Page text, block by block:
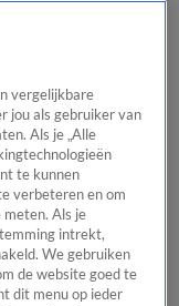
van Hart
Tip de
vergelijkbare
jou als gebruiker van
Als je „Alle
te kunnen
verbeteren en om
Als je
intrekt,
We gebruiken
de website goed te
dit menu op ieder